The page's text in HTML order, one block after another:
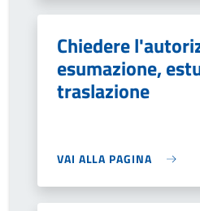
Chiedere
esumazione,
traslazione
VAI ALLA PAGINA